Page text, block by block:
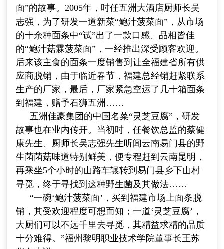
面”的故事。2005年，时任五洲大酒店厨师长吴
志强，为了研发一道新菜“鲍汁菠菜面”，从市场
的十余种面条中“试”出了一款口感、品相皆佳
的“鲍汁菇霖菠菜面”，一经推出深受顾客欢迎。
后来该主食的面条一度销售到让全福建省所有供
应商脱销，由于临近春节，福建总经销赶紧联系
生产的厂家，最后，厂家紧急空运了几十箱面条
到福建，赠予石狮五洲……
五洲佳豪集团的中国名菜“灵芝豆腐”，研发
故事也在业内传开。 当初时 ，任餐饮总监的蔡健
康先生、厨师长吴志强先生听闻云南易门县的野
生菌菌菇味道特别鲜美，便专程赶到云南昆明，
再乘坐5个小时的山路车辗转到易门县乡下山村
寻觅，终于寻找到这种野生菌及其做法……
“一碗‘鲍汁菠菜面’，买到福建市场上面条脱
销，其受欢迎程度可想而知；一道‘灵芝豆腐’，
大厨们可以不远千里去寻觅，其精益求精的品质
十分难得。”福州黎明职业技术学院董事长王苏